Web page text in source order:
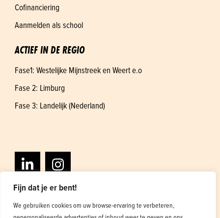
Fijn dat je er bent!
We gebruiken cookies om uw browse-ervaring te verbeteren,
Cofinanciering
Aanmelden als school
ACTIEF IN DE REGIO
Fase1: Westelijke Mijnstreek en Weert e.o
Fase 2: Limburg
Fase 3: Landelijk (Nederland)